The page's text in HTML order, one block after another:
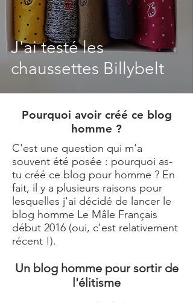
J'ai testé les
chaussettes Billybelt
Pourquoi avoir créé ce blog
homme ?
C'est une question qui m'a
souvent été posée : pourquoi as-
tu créé ce blog pour homme ? En
fait, il y a plusieurs raisons pour
lesquelles j'ai décidé de lancer le
blog homme Le Mâle Français
début 2016 (oui, c'est relativement
récent !).
Un blog homme pour sortir de
l'élitisme